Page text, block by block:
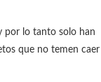
por lo tanto solo han
que no temen caer